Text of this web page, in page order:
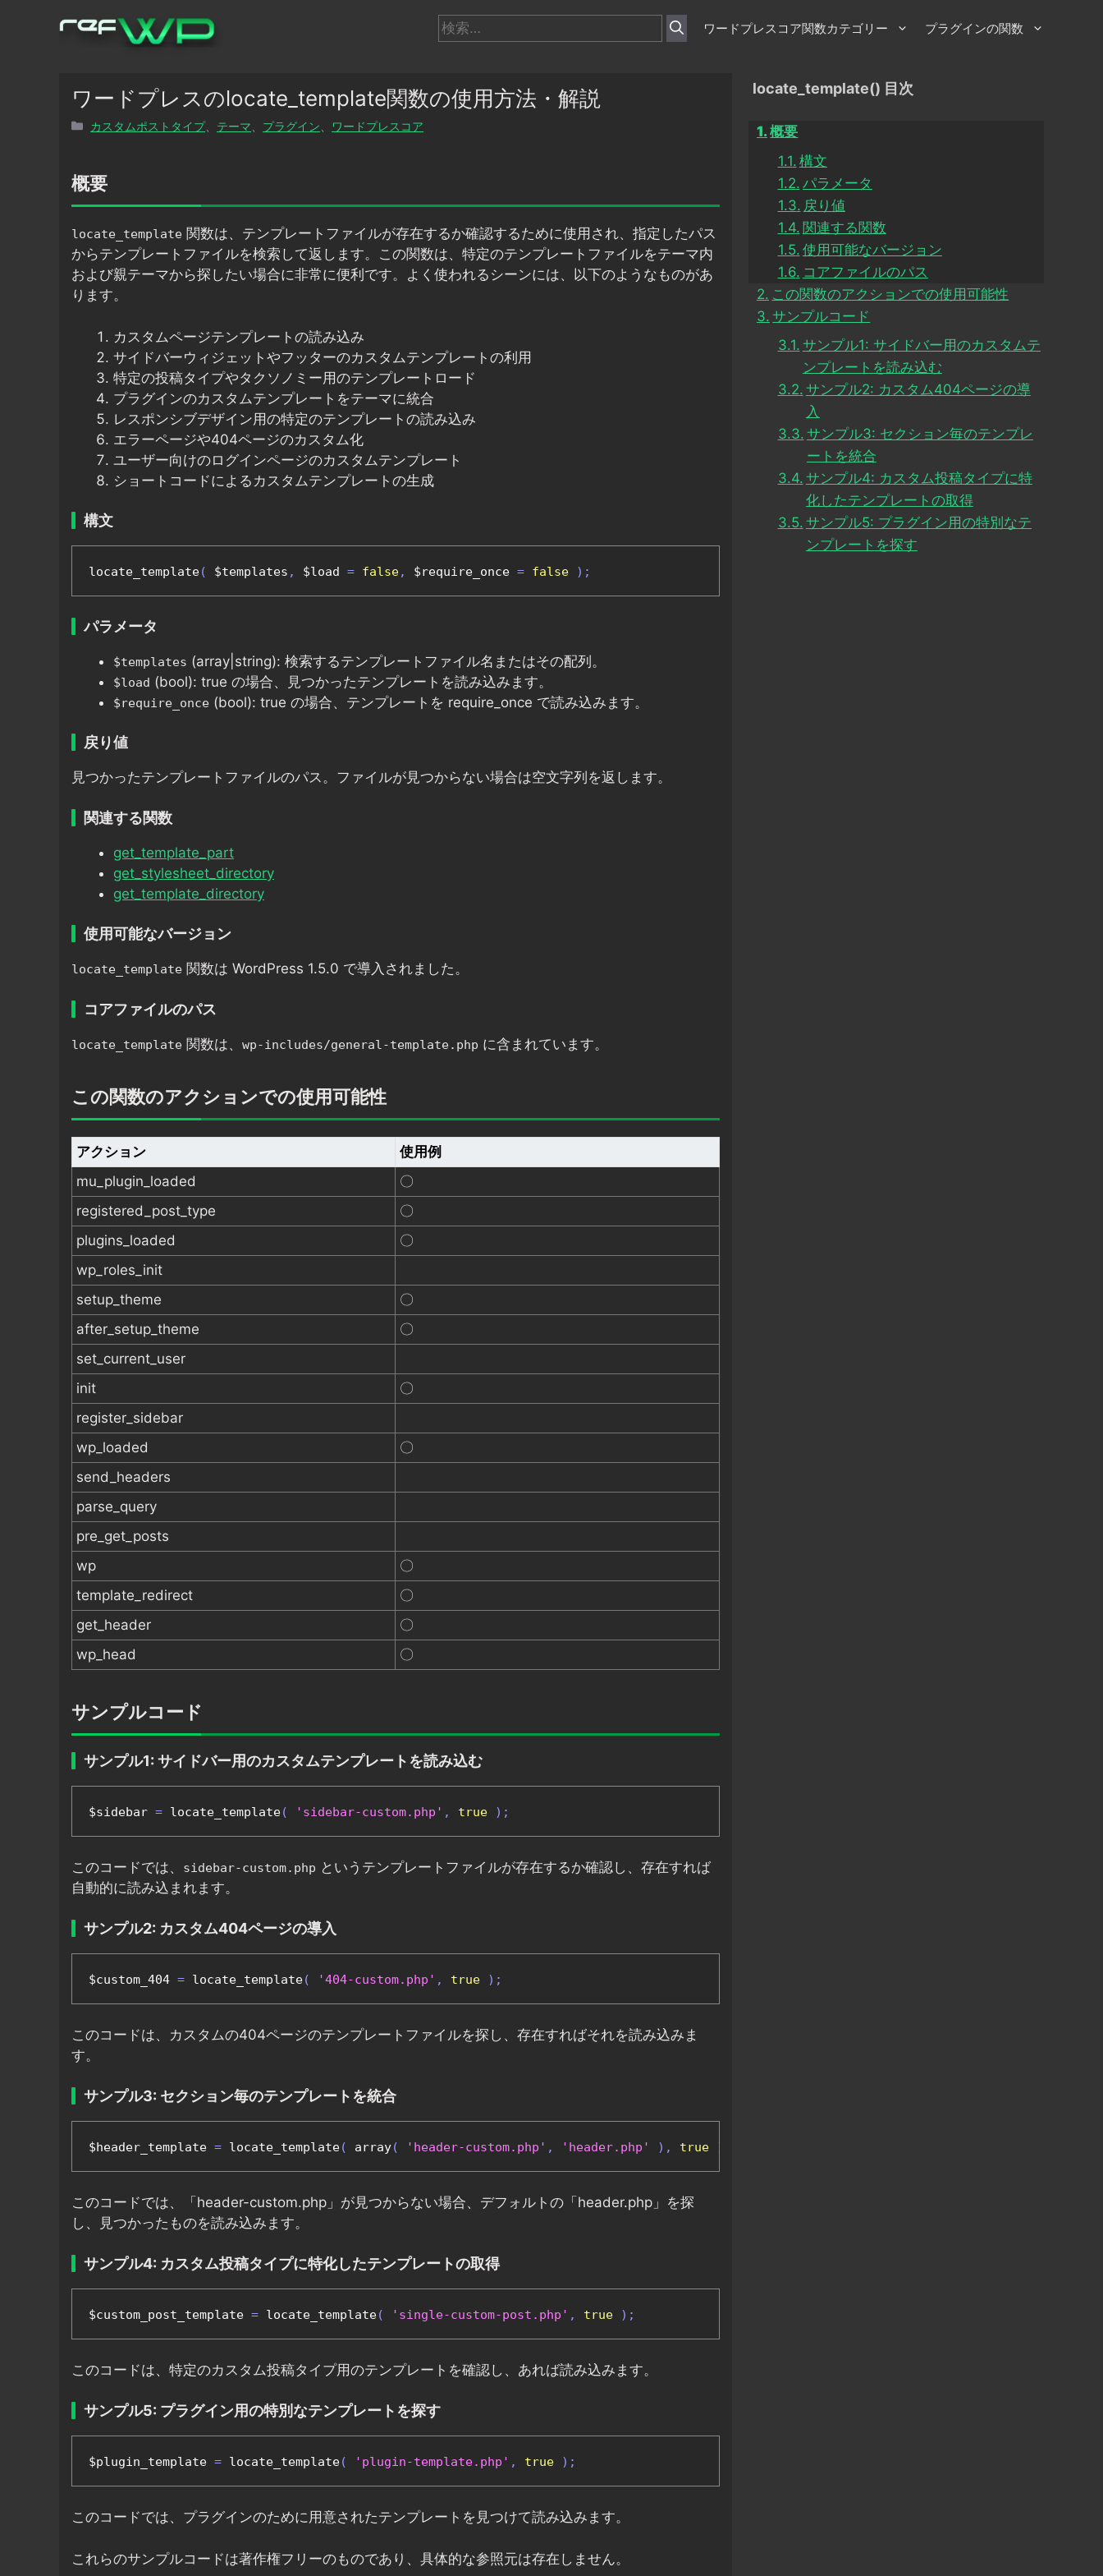
検
索:
ワードプレスコア関数カテゴリー プラグインの関数
ワードプレスのlocate_template関数の使用方法・解説
カ
リ
ー
カスタムポストタイプ、 テーマ プラグイン ワードプレスコア
概要
locate_template 関数は、テンプレートファイルが存在するか確認するために使用され、指定したパス
からテンプレートファイルを検索して返します。この関数は、特定のテンプレートファイルをテーマ内
および親テーマから探したい場合に非常に便利です。よく使われるシーンには、以下のようなものがあ
ります。
カスタムページテンプレートの読み込み
サイドバーウィジェットやフッターのカスタムテンプレートの利用
特定の投稿タイプやタクソノミー用のテンプレートロード
プラグインのカスタムテンプレートをテーマに統合
レスポンシブデザイン用の特定のテンプレートの読み込み
エラーページや404ページのカスタム化
ユーザー向けのログインページのカスタムテンプレート
ショートコードによるカスタムテンプレートの生成
構文
locate_template( $templates , $load = false, $require_once = false );
パラメータ
$templates (array|string): 検索するテンプレートファイル名またはその配列。
$load (bool): true の場合、見つかったテンプレートを読み込みます。
$require_once (bool): true の場合、テンプレートを require_once で読み込みます。
戻り値
見つかったテンプレートファイルのパス。ファイルが見つからない場合は空文字列を返します。
関連する関数
get_template_part
get_stylesheet_directory
get_template_directory
使用可能なバージョン
locate_template 関数は WordPress 1.5.0 で導入されました。
コアファイルのパス
locate_template 関数は、 wp-includes/general-template.php に含まれています。
この関数のアクションでの使用可能性
アクション
使用例
mu_plugin_loaded
〇
registered_post_type
〇
plugins_loaded
〇
wp_roles_init
setup_theme
〇
after_setup_theme
〇
set_current_user
init
〇
register_sidebar
wp_loaded
〇
send_headers
parse_query
pre_get_posts
wp
〇
template_redirect
〇
get_header
〇
wp_head
〇
サンプルコード
サンプル1: サイドバー用のカスタムテンプレートを読み込む
$sidebar = locate_template( 'sidebar-custom.php' , true );
このコードでは、 sidebar-custom.php というテンプレートファイルが存在するか確認し、存在すれば
自動的に読み込まれます。
サンプル2: カスタム404ページの導入
$custom_404 = locate_template( '404-custom.php' , true );
このコードは、カスタムの404ページのテンプレートファイルを探し、存在すればそれを読み込みま
す。
サンプル3: セクション毎のテンプレートを統合
$header_template = locate_template( array( 'header-custom.php' , 'header.php' ), true );
このコードでは、「header-custom.php」が見つからない場合、デフォルトの「header.php」を探
し、見つかったものを読み込みます。
サンプル4: カスタム投稿タイプに特化したテンプレートの取得
$custom_post_template = locate_template( 'single-custom-post.php' , true );
このコードは、特定のカスタム投稿タイプ用のテンプレートを確認し、あれば読み込みます。
サンプル5: プラグイン用の特別なテンプレートを探す
$plugin_template = locate_template( 'plugin-template.php' , true );
このコードでは、プラグインのために用意されたテンプレートを見つけて読み込みます。
これらのサンプルコードは著作権フリーのものであり、具体的な参照元は存在しません。
locate_template() 目次
概要
構文
パラメータ
戻り値
関連する関数
使用可能なバージョン
コアファイルのパス
この関数のアクションでの使用可能性
サンプルコード
サンプル1: サイドバー用のカスタムテ
ンプレートを読み込む
サンプル2: カスタム404ページの導
入
サンプル3: セクション毎のテンプレ
ートを統合
サンプル4: カスタム投稿タイプに特
化したテンプレートの取得
サンプル5: プラグイン用の特別なテ
ンプレートを探す